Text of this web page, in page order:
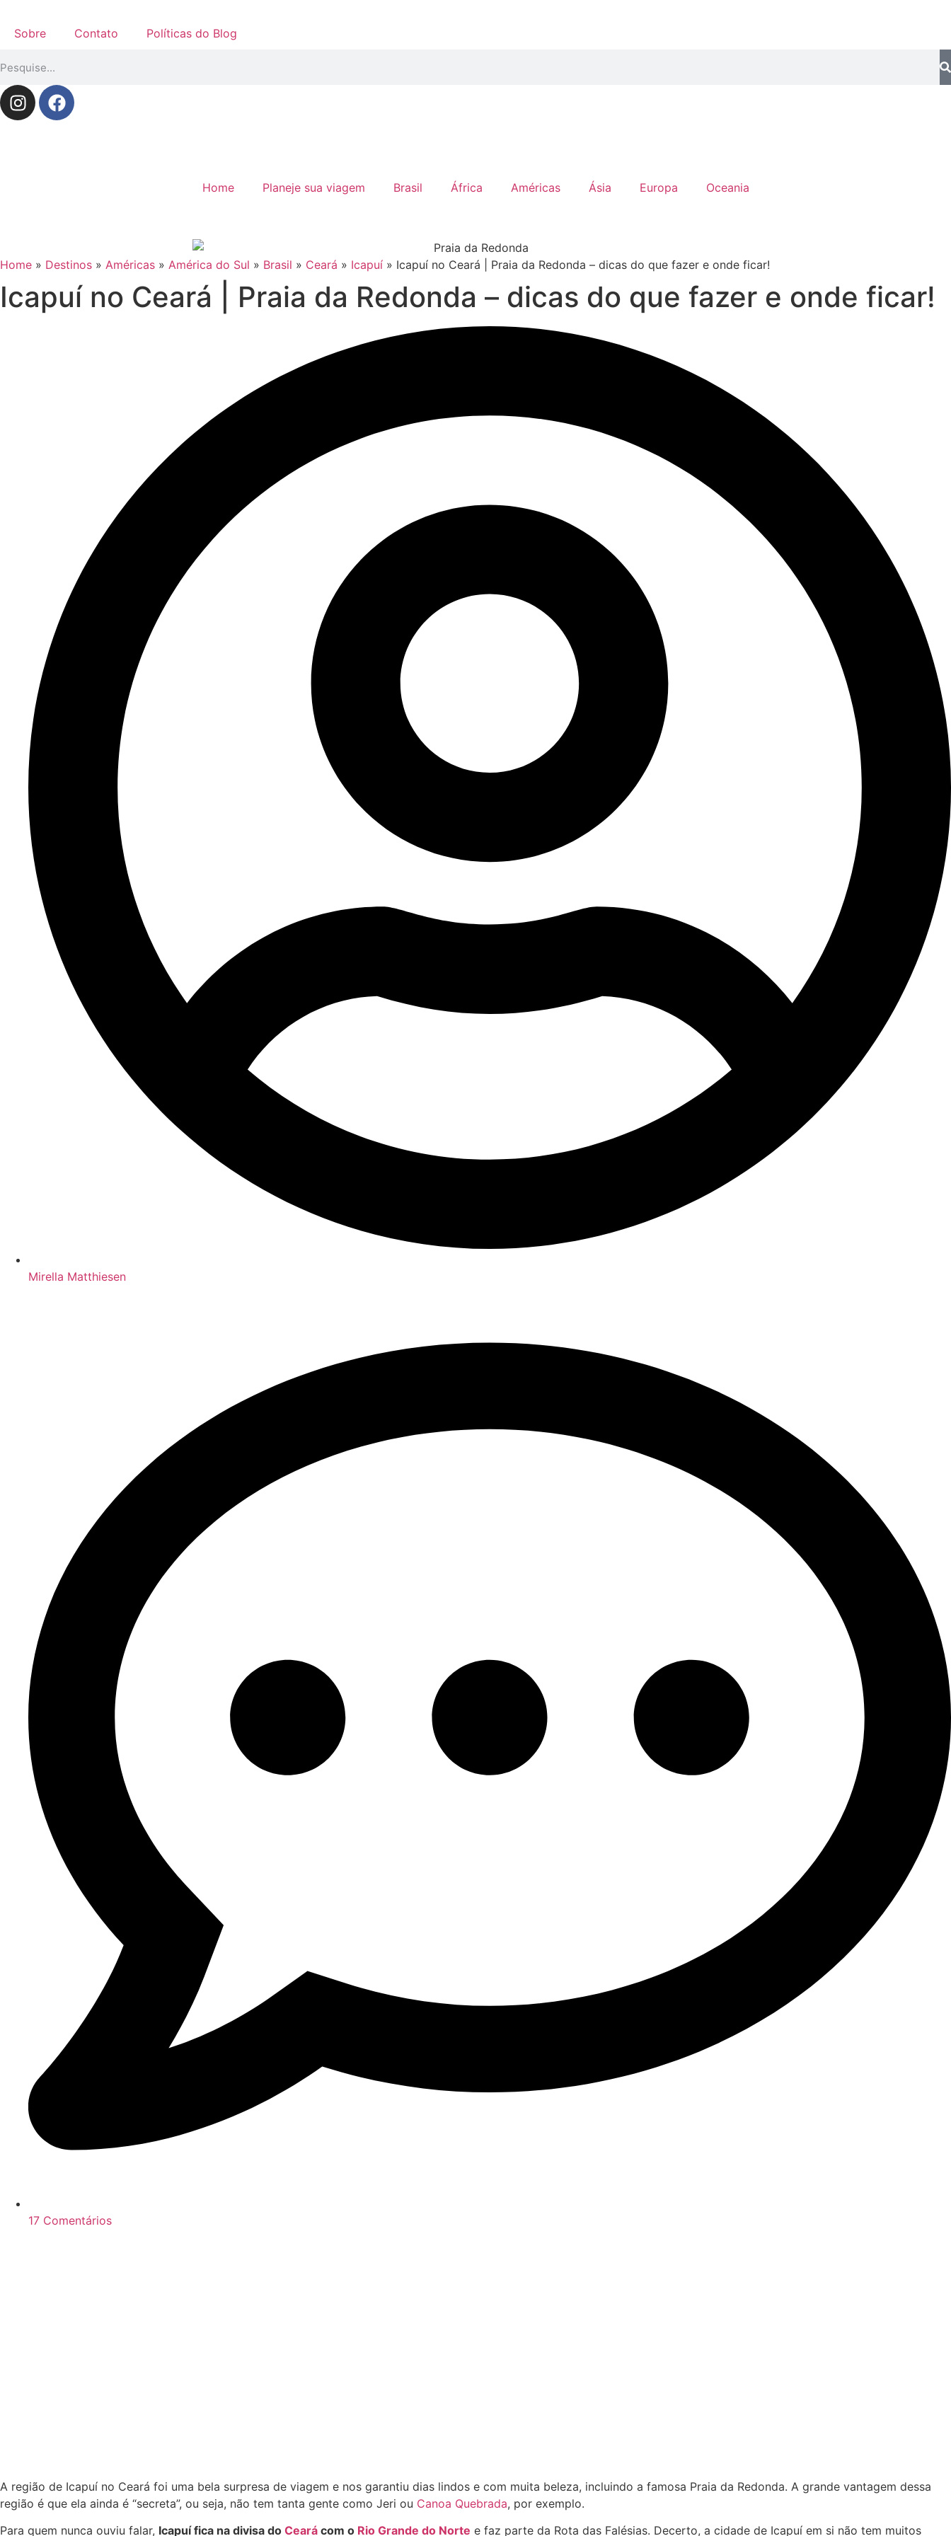
Sobre Contato Políticas do Blog
Home Planeje sua viagem Brasil África Américas Ásia Europa Oceania
Home » Destinos » Américas » América do Sul » Brasil » Ceará » Icapuí » Icapuí no Ceará | Praia da Redonda – dicas do que fazer e onde ficar!
Icapuí no Ceará | Praia da Redonda – dicas do que fazer e onde ficar!
Mirella Matthiesen
17 Comentários
A região de Icapuí no Ceará foi uma bela surpresa de viagem e nos garantiu dias lindos e com muita beleza, incluindo a famosa Praia da Redonda. A grande vantagem dessa
região é que ela ainda é “secreta”, ou seja, não tem tanta gente como Jeri ou Canoa Quebrada, por exemplo.
Para quem nunca ouviu falar, Icapuí fica na divisa do Ceará com o Rio Grande do Norte e faz parte da Rota das Falésias. Decerto, a cidade de Icapuí em si não tem muitos